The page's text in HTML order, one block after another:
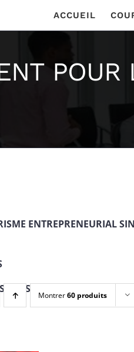
ACCUEIL
POUR
ENTREPRENEURIAL
+ INSCRIPTION
Montrer60 produits